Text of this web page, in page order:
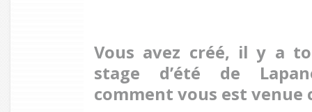
Vous avez créé, il y a
stage d’été de
comment vous est venue